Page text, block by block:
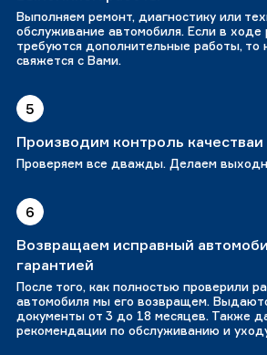
Выполняем ремонт, диагностику или
обслуживание автомобиля. Если в ходе
требуются дополнительные работы,
свяжется с Вами.
5
Производим контроль качестваи
Проверяем все дважды. Делаем
6
Возвращаем исправный
гарантией
После того, как полностью проверили
автомобиля мы его возвращем.
документы от 3 до 18 месяцев. Также
рекомендации по обслуживанию и